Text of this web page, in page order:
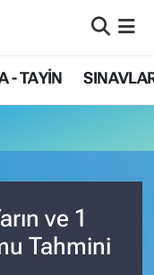
- TAYİN
ve 1
Tahmini